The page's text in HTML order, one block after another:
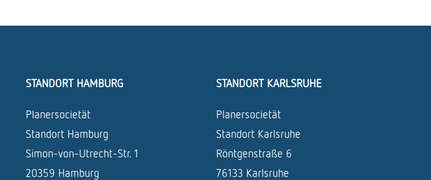
STANDORT HAMBURG
Planersocietät
Standort Hamburg
Simon-von-Utrecht-Str. 1
20359 Hamburg
STANDORT KARLSRUHE
Planersocietät
Standort Karlsruhe
Röntgenstraße 6
76133 Karlsruhe